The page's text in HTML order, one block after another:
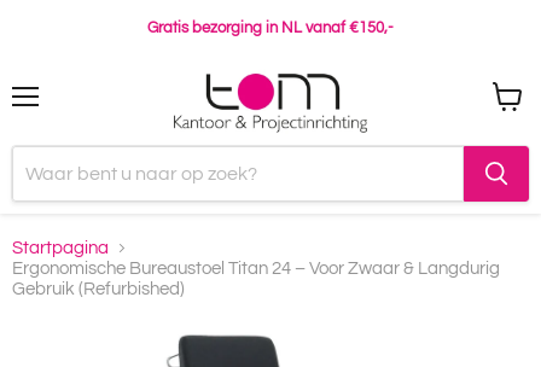
Gratis bezorging in NL vanaf €150,-
Startpagina
Ergonomische Bureaustoel Titan 24 – Voor Zwaar & Langdurig
Gebruik (Refurbished)